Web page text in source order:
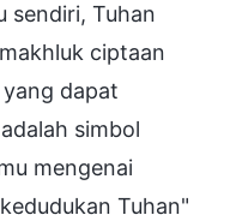
sendiri, Tuhan
ciptaan
dapat
simbol
mengenai
Tuhan"